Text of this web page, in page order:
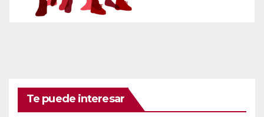
Te puede interesar